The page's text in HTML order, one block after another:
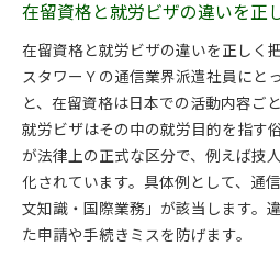
在留資格と就労ビザの違いを正
在留資格と就労ビザの違いを正しく
スタワーＹの通信業界派遣社員にと
と、在留資格は日本での活動内容ご
就労ビザはその中の就労目的を指す
が法律上の正式な区分で、例えば技
化されています。具体例として、通
文知識・国際業務」が該当します。
た申請や手続きミスを防げます。